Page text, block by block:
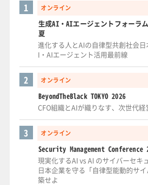
オンライン
1
生成AI・AIエージェントフォーラ
夏
進化する人とAIの自律型共創社会
I・AIエージェント活用最前線
オンライン
2
BeyondTheBlack TOKYO 2026
CFO組織とAIが織りなす、次世代
オンライン
3
Security Management Conference
現実化するAI vs AI のサイバーセキ
日本企業を守る「自律型能動的サ
築せよ